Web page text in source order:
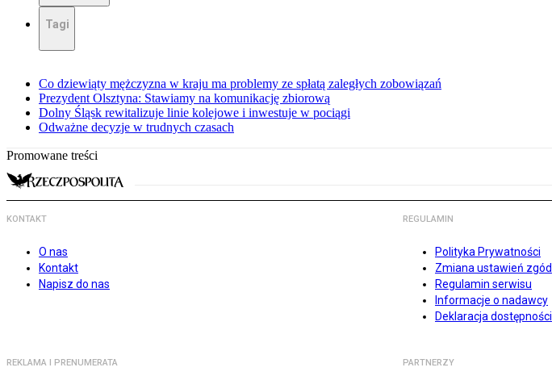
Tagi
Co dziewiąty mężczyzna w kraju ma problemy ze spłatą zaległych zobowiązań
Prezydent Olsztyna: Stawiamy na komunikację zbiorową
Dolny Śląsk rewitalizuje linie kolejowe i inwestuje w pociągi
Odważne decyzje w trudnych czasach
Promowane treści
KONTAKT
O nas
Kontakt
Napisz do nas
REGULAMIN
Polityka Prywatności
Zmiana ustawień zgód
Regulamin serwisu
Informacje o nadawcy
Deklaracja dostępności
REKLAMA I PRENUMERATA PARTNERZY